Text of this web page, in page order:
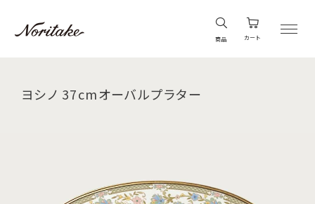
商品 カート
ヨシノ 37cmオーバルプラター